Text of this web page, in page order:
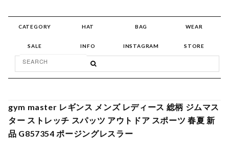
CATEGORY HAT BAG WEAR
SALE INFO INSTAGRAM STORE
gym master レギンス メンズ レディース 総柄 ジムマス
ター ストレッチ スパッツ アウトドア スポーツ 春夏 新
品 G857354 ポージングレスラー